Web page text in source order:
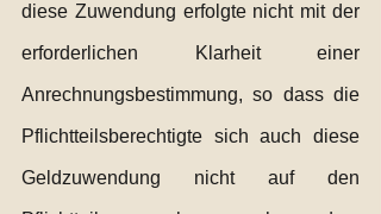
diese Zuwendung erfolgte nicht mit der
erforderlichen Klarheit einer
Anrechnungsbestimmung, so dass die
Pflichtteilsberechtigte sich auch diese
Geldzuwendung nicht auf den